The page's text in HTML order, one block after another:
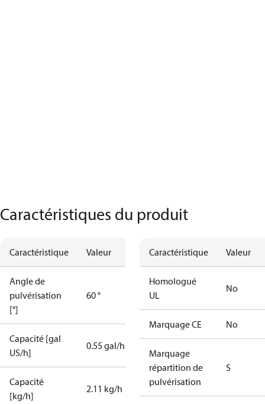
Caractéristiques du produit
Caractéristique Valeur
Angle de
pulvérisation
[°]
60 °
Capacité [gal
US/h]
0.55 gal/h
Capacité
[kg/h]
2.11 kg/h
Caractéristique Valeur
Homologué
UL
No
Marquage CE No
Marquage
répartition de
pulvérisation
S